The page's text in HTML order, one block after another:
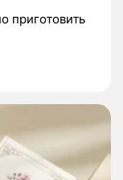
приготовить